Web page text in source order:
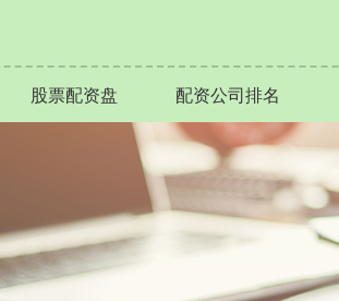
股票配资盘 配资公司排名